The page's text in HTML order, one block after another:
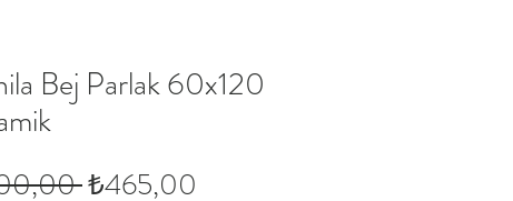
Bej Parlak 60x120
Normal
₺465,00